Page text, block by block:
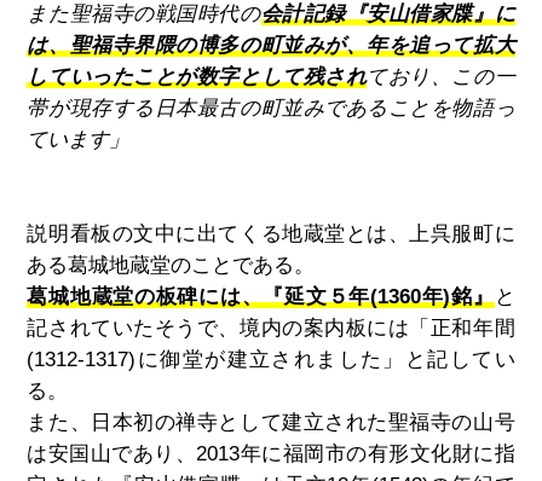
また聖福寺の戦国時代の会計記録『安山借家牒』に
は、聖福寺界隈の博多の町並みが、年を追って拡大
していったことが数字として残されており、この一
帯が現存する日本最古の町並みであることを物語っ
ています」
説明看板の文中に出てくる地蔵堂とは、上呉服町に
ある葛城地蔵堂のことである。
葛城地蔵堂の板碑には、『延文５年(1360年)銘』
と
記されていたそうで、境内の案内板には「正和年間
(1312-1317) に御堂が建立されました」と記してい
る。
また、日本初の禅寺として建立された聖福寺の山号
は安国山であり、 2013年に福岡市の有形文化財に指